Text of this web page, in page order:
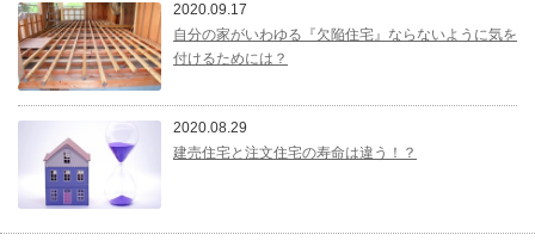
2020.09.17
自分の家がいわゆる『欠陥住宅』ならないように気を
付けるためには？
2020.08.29
建売住宅と注文住宅の寿命は違う！？